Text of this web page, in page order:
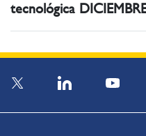
tecnológica